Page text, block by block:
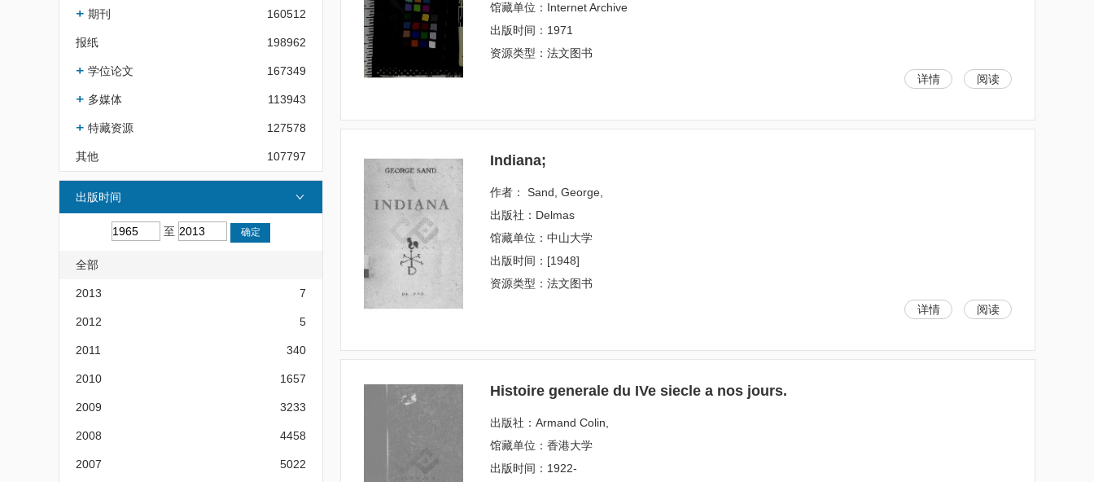
期刊 160512
报纸 198962
学位论文 167349
多媒体 113943
特藏资源 127578
其他 107797
出版时间
至
全部
2013 7
2012 5
2011 340
2010 1657
2009 3233
2008 4458
2007 5022
馆藏单位：Internet Archive
出版时间：1971
资源类型：法文图书
详情
阅读
Indiana;
作者： Sand, George,
出版社：Delmas
馆藏单位：中山大学
出版时间：[1948]
资源类型：法文图书
详情
阅读
Histoire generale du IVe siecle a nos jours.
出版社：Armand Colin,
馆藏单位：香港大学
出版时间：1922-